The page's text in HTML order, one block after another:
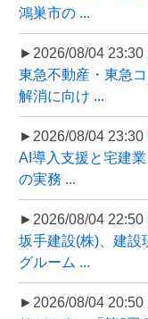
鴻巣市の ...
►2026/08/04 23:30
東急不動産・東急
解消に向け ...
►2026/08/04 23:30
AI導入支援と宅建
の実務 ...
►2026/08/04 22:50
坂手建設(株)、建設
グルーム ...
►2026/08/04 20:50